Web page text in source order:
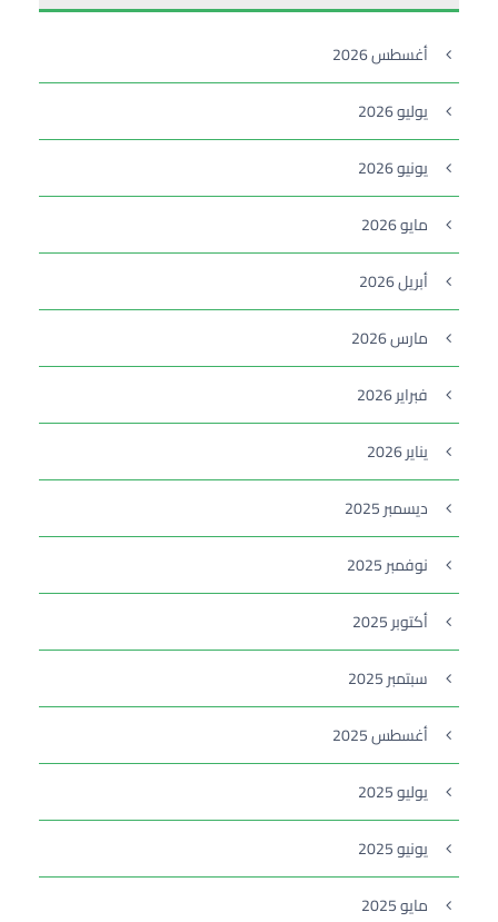
أغسطس 2026
يوليو 2026
يونيو 2026
مايو 2026
أبريل 2026
مارس 2026
فبراير 2026
يناير 2026
ديسمبر 2025
نوفمبر 2025
أكتوبر 2025
سبتمبر 2025
أغسطس 2025
يوليو 2025
يونيو 2025
مايو 2025